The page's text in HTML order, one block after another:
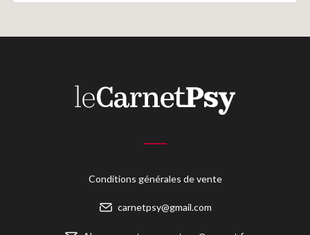
Conditions générales de vente
carnetpsy@gmail.com